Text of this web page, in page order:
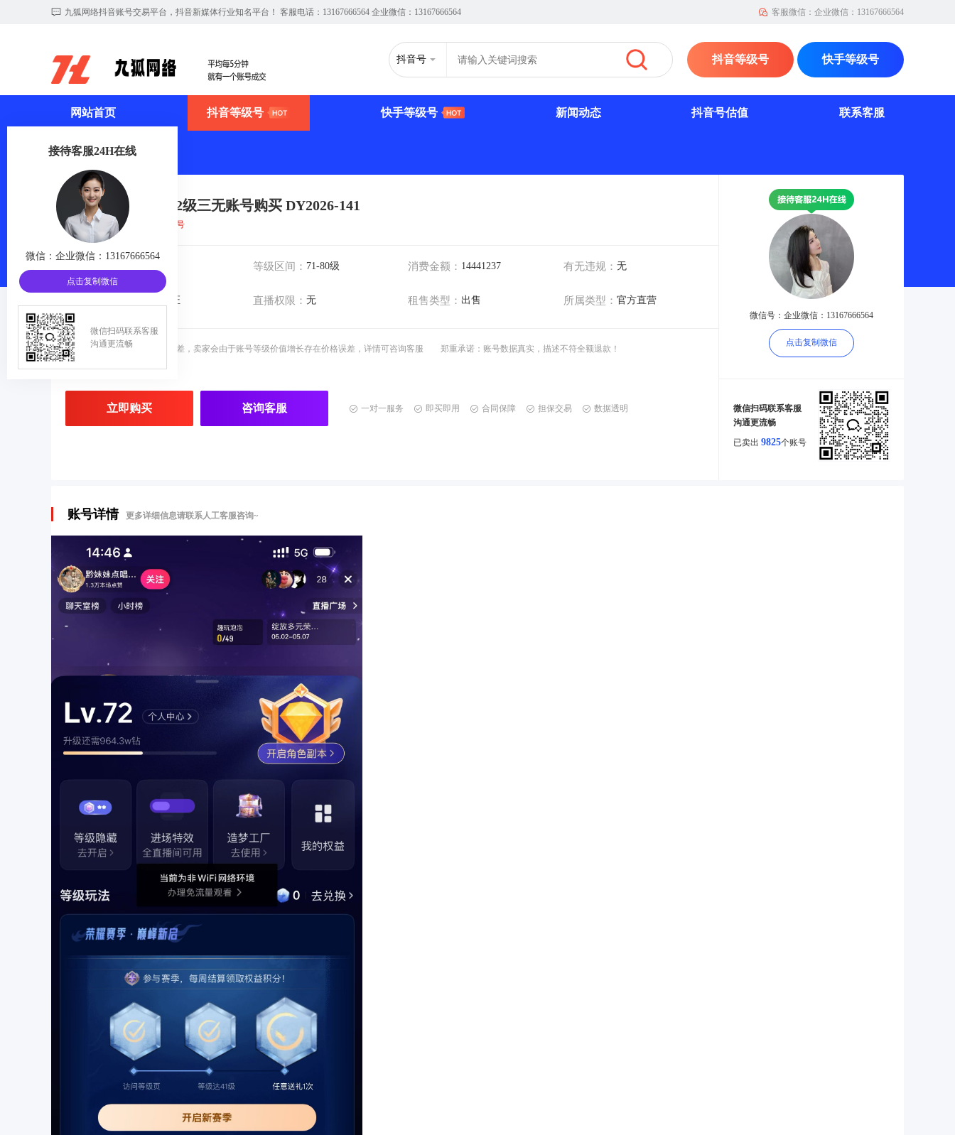
九狐网络抖音账号交易平台，抖音新媒体行业知名平台！ 客服电话：13167666564 企业微信：13167666564 客服微信：企业微信：13167666564
抖音号 抖音等级号 快手等级号
网站首页 抖音等级号 快手等级号 新闻动态 抖音号估值 联系客服
接待客服24H在线
微信： 企业微信：13167666564
点击复制微信
微信扫码联系客服
沟通更流畅
首页 > 抖音等级号
抖音等级号72级三无账号购买 DY2026-141
账号类目： 抖音等级号
等级区间： 71-80级 消费金额： 14441237 有无违规： 无
未认证 直播权限： 无 租售类型： 出售 所属类型： 官方直营
自账号上架到目前存在有时间差，卖家会由于账号等级价值增长存在价格误差，详情可咨询客服 郑重承诺：账号数据真实，描述不符全额退款！
立即购买 咨询客服 一对一服务 即买即用 合同保障 担保交易 数据透明
微信号：企业微信：13167666564
点击复制微信
微信扫码联系客服
沟通更流畅
已卖出 9825个账号
账号详情 更多详细信息请联系人工客服咨询~